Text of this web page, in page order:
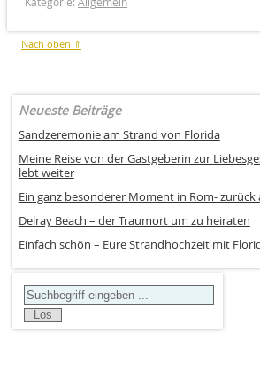
Nach oben ⇑
Neueste Beiträge
Sandzeremonie am Strand von Florida
Meine Reise von der Gastgeberin zur
lebt weiter
Ein ganz besonderer Moment in Rom- zurück
Delray Beach – der Traumort um zu heiraten
Einfach schön – Eure Strandhochzeit mit
Search